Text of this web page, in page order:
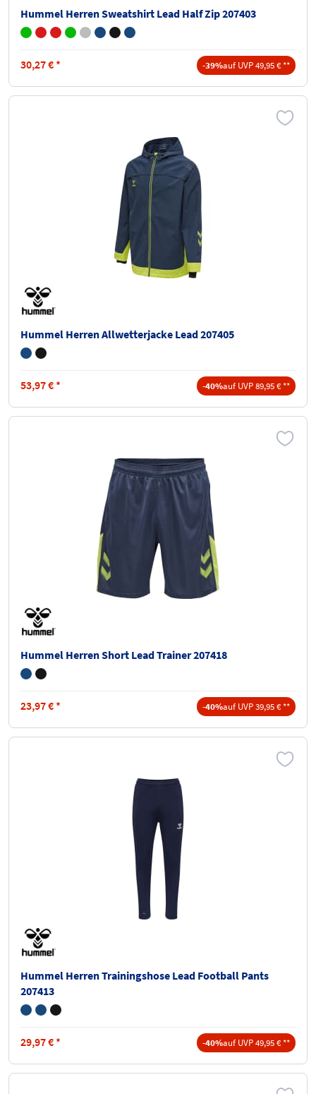
Hummel Herren Sweatshirt Lead Half Zip 207403
30,27€ * -39%auf UVP 49,95 € **
Hummel Herren Allwetterjacke Lead 207405
53,97€ * -40%auf UVP 89,95 € **
Hummel Herren Short Lead Trainer 207418
23,97€ * -40%auf UVP 39,95 € **
Hummel Herren Trainingshose Lead Football Pants
207413
29,97€ * -40%auf UVP 49,95 € **